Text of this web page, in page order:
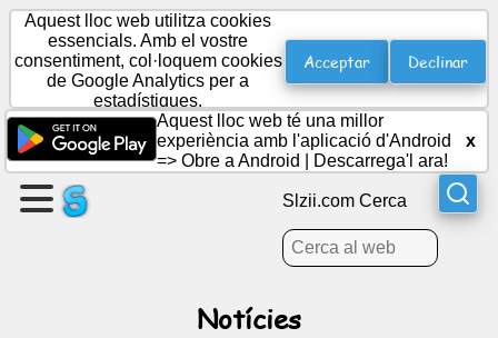
una
pàgina
Crear
Aquest lloc web utilitza cookies
essencials. Amb el vostre
consentiment, col·loquem cookies
de Google Analytics per a
estadístiques.
Acceptar Declinar
Aquest lloc web té una millor
experiència amb l'aplicació d'Android
=> Obre a Android Descarrega'l ara!
x
Slzii.com Cerca
Notícies